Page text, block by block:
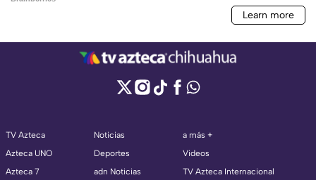
TV Azteca
Azteca UNO
Azteca 7
Noticias
Deportes
adn Noticias
a más +
Videos
TV Azteca Internacional